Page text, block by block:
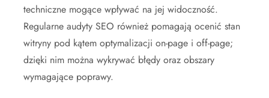
techniczne mogące wpływać na jej widoczność.
Regularne audyty SEO również pomagają ocenić stan
witryny pod kątem optymalizacji on-page i off-page;
dzięki nim można wykrywać błędy oraz obszary
wymagające poprawy.